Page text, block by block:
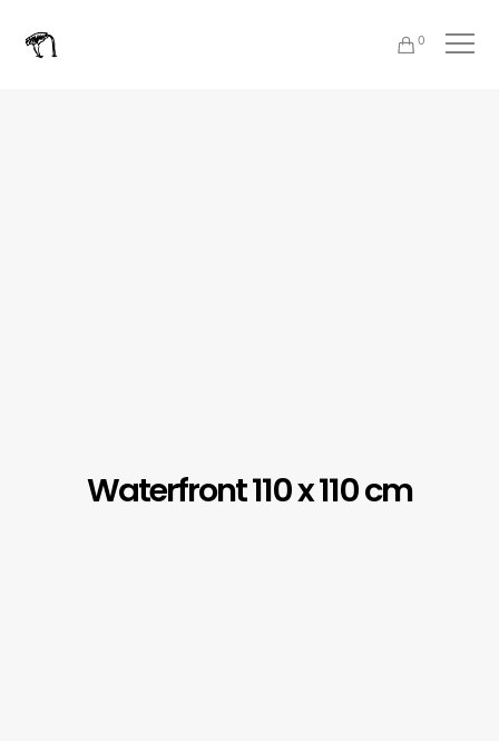
0
Waterfront 110 x 110 cm